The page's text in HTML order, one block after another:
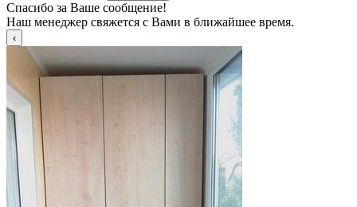
Спасибо за Ваше сообщение!
Наш менеджер свяжется с Вами в ближайшее время.